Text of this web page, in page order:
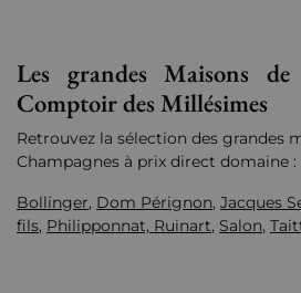
Les grandes Maisons
Comptoir des Millésimes
Retrouvez la sélection des grandes
Champagnes à prix direct domaine :
Bollinger, Dom Pérignon, Jacques
fils, Philipponnat, Ruinart, Salon,